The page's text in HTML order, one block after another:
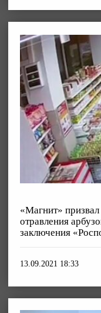
«Магнит»
отравления
заключения
13.09.2021 18:33